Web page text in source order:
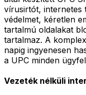
vírusirtót, internetes
védelmet, kéretlen
tartalmú oldalakat
tartalmaz. A
napig ingyenesen
a UPC minden
Vezeték nélküli